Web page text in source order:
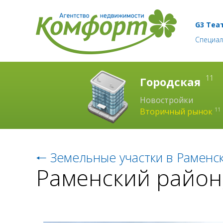
G3
Городская 11
Новостройки
Вторичный рынок 11
🠐 Земельные участки в
Раменский